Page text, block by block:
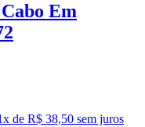
Em
x de R$ 38,50 sem juros